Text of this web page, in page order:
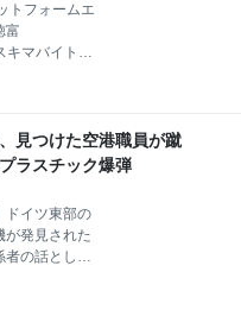
な人って多いんだなーとか思
キャラ。どちらかというと戦
トフォームエ
富
キマバイトサ
API）に
入し、PRご
はRailsアプ
ークは RSpec
長してプロ
増え、CIの待
、割とあるあ
を抱えている
：膨れ上がる
見つけた空港職員が蹴
ラスチック爆弾
ドイツ東部の
が発見された
者の話とし
プラスチッ
日の